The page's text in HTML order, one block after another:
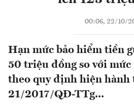
00:06, 22/10/
Hạn mức bảo hiểm tiền
50 triệu đồng so với
theo quy định hiện hành
21/2017/QĐ-TTg...